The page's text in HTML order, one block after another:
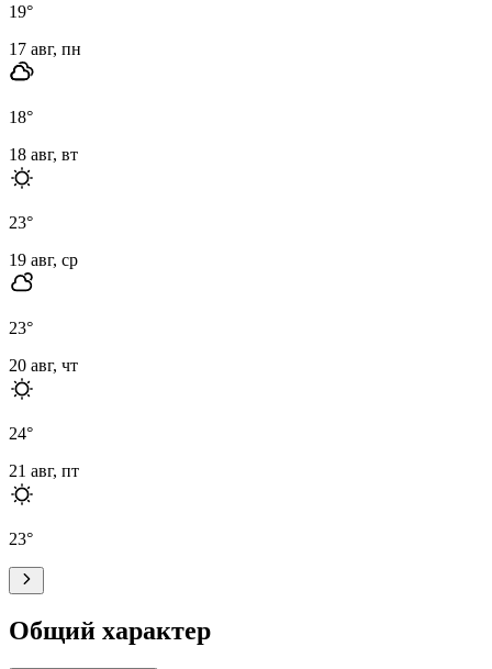
19°
17 авг, пн
18°
18 авг, вт
23°
19 авг, ср
23°
20 авг, чт
24°
21 авг, пт
23°
Общий характер